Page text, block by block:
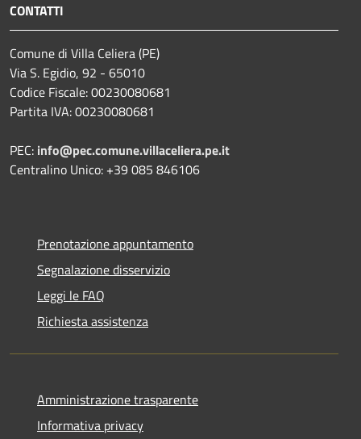
CONTATTI
Comune di Villa Celiera (PE)
Via S. Egidio, 92 - 65010
Codice Fiscale: 00230080681
Partita IVA: 00230080681
PEC: info@pec.comune.villaceliera.pe.it
Centralino Unico: +39 085 846106
Prenotazione appuntamento
Segnalazione disservizio
Leggi le FAQ
Richiesta assistenza
Amministrazione trasparente
Informativa privacy